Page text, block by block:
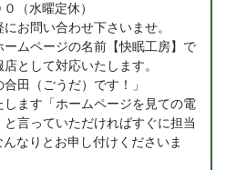
（水曜定休）
お問い合わせ下さいませ。
ムページの名前【快眠工房】で
として対応いたします。
合田（ごうだ）です！」
します「ホームページを見ての電
言っていただければすぐに担当
なりとお申し付けくださいま